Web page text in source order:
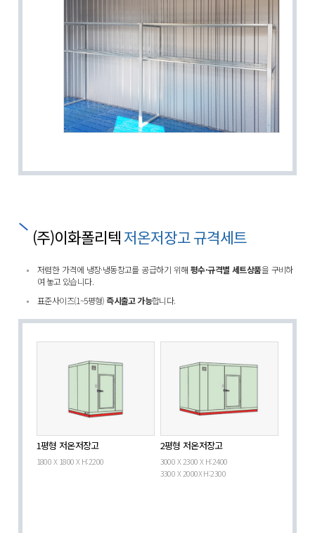
(주)이화폴리텍 저온저장고 규격세트
저렴한 가격에 냉장·냉동창고를 공급하기 위해평수·규격별 세트상품을 구비하
여 놓고 있습니다.
표준사이즈(1~5평형) 즉시출고 가능합니다.
1평형 저온저장고
1800 X 1800 X H:2200
2평형 저온저장고
3000 X 2300 X H:2400
3300 X 2000X H:2300